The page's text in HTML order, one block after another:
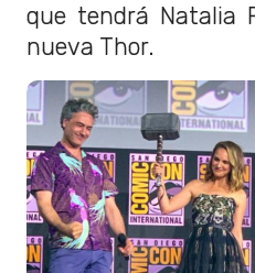
que tendrá Natalia
nueva Thor.